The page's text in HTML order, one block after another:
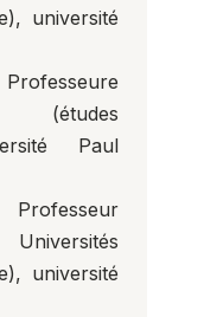
université
Paul
université